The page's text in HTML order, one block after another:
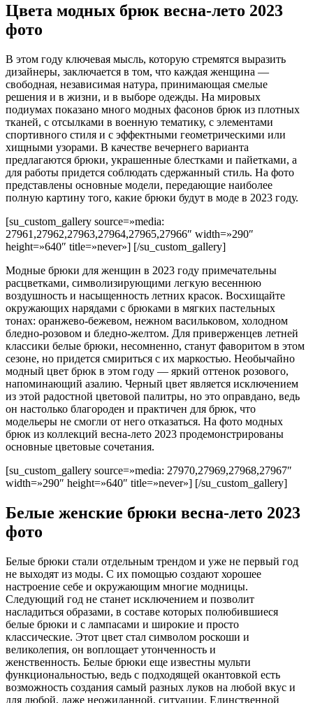
Цвета модных брюк весна-лето 2023
фото
В этом году ключевая мысль, которую стремятся выразить
дизайнеры, заключается в том, что каждая женщина —
свободная, независимая натура, принимающая смелые
решения и в жизни, и в выборе одежды. На мировых
подиумах показано много модных фасонов брюк из плотных
тканей, с отсылками в военную тематику, с элементами
спортивного стиля и с эффектными геометрическими или
хищными узорами. В качестве вечернего варианта
предлагаются брюки, украшенные блестками и пайетками, а
для работы придется соблюдать сдержанный стиль. На фото
представлены основные модели, передающие наиболее
полную картину того, какие брюки будут в моде в 2023 году.
[su_custom_gallery source=»media:
27961,27962,27963,27964,27965,27966″ width=»290″
height=»640″ title=»never»] [/su_custom_gallery]
Модные брюки для женщин в 2023 году примечательны
расцветками, символизирующими легкую весеннюю
воздушность и насыщенность летних красок. Восхищайте
окружающих нарядами с брюками в мягких пастельных
тонах: оранжево-бежевом, нежном васильковом, холодном
бледно-розовом и бледно-желтом. Для приверженцев летней
классики белые брюки, несомненно, станут фаворитом в этом
сезоне, но придется смириться с их маркостью. Необычайно
модный цвет брюк в этом году — яркий оттенок розового,
напоминающий азалию. Черный цвет является исключением
из этой радостной цветовой палитры, но это оправдано, ведь
он настолько благороден и практичен для брюк, что
модельеры не смогли от него отказаться. На фото модных
брюк из коллекций весна-лето 2023 продемонстрированы
основные цветовые сочетания.
[su_custom_gallery source=»media: 27970,27969,27968,27967″
width=»290″ height=»640″ title=»never»] [/su_custom_gallery]
Белые женские брюки весна-лето 2023
фото
Белые брюки стали отдельным трендом и уже не первый год
не выходят из моды. С их помощью создают хорошее
настроение себе и окружающим многие модницы.
Следующий год не станет исключением и позволит
насладиться образами, в составе которых полюбившиеся
белые брюки и с лампасами и широкие и просто
классические. Этот цвет стал символом роскоши и
великолепия, он воплощает утонченность и
женственность. Белые брюки еще известны мульти
функциональностью, ведь с подходящей окантовкой есть
возможность создания самый разных луков на любой вкус и
для любой, даже неожиданной, ситуации. Единственной